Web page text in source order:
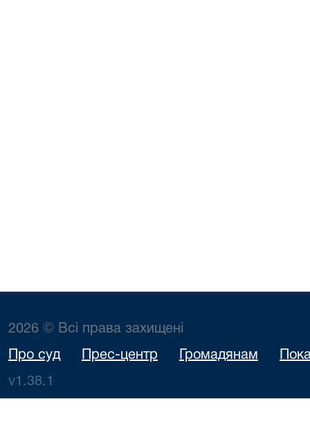
2026 © Всі права захищені
Про суд Прес-центр Громадянам
v1.38.1